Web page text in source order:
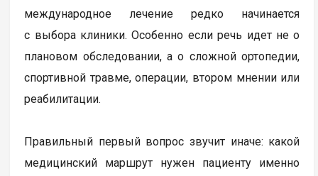
международное лечение редко начинается
с выбора клиники. Особенно если речь идет не о
плановом обследовании, а о сложной ортопедии,
спортивной травме, операции, втором мнении или
реабилитации.
Правильный первый вопрос звучит иначе: какой
медицинский маршрут нужен пациенту именно